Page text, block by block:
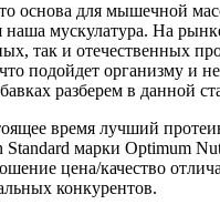
основа для мышечной
наша мускулатура. На
так и отечественных
подойдет организму и не
разберем в данной
время лучший
Standard марки Optimum
цена/качество
конкурентов.